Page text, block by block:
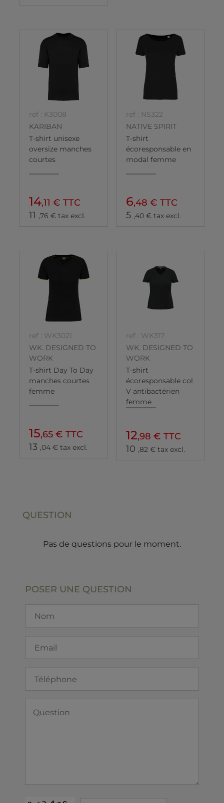
ref : K3008
KARIBAN
T-shirt unisexe
oversize manches
courtes
14,11 € TTC
11 ,76 € tax excl.
ref : NS322
NATIVE SPIRIT
T-shirt
écoresponsable en
modal femme
6,48 € TTC
5 ,40 € tax excl.
ref : WK3021
WK. DESIGNED TO
WORK
T-shirt Day To Day
manches courtes
femme
15,65 € TTC
13 ,04 € tax excl.
ref : WK317
WK. DESIGNED TO
WORK
T-shirt
écoresponsable col
V antibactérien
femme
12,98 € TTC
10 ,82 € tax excl.
QUESTION
Pas de questions pour le moment.
POSER UNE QUESTION